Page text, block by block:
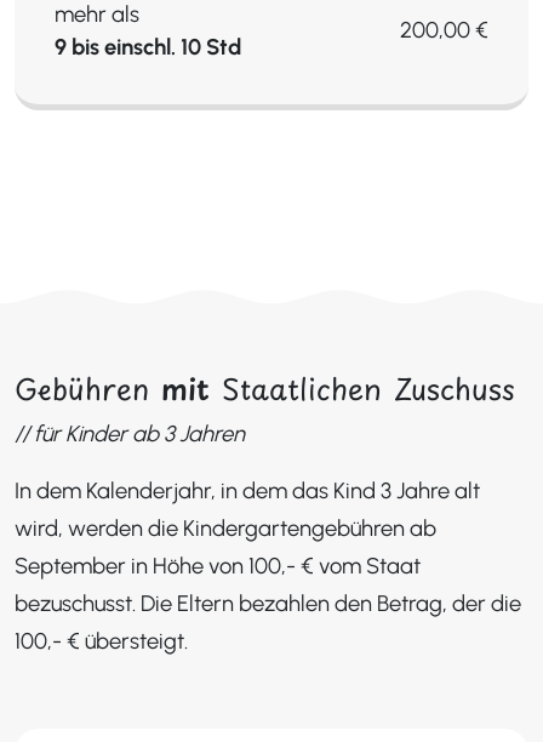
mehr als
9 bis einschl. 10 Std
200,00 €
Gebühren mit Staatlichen Zuschuss
// für Kinder ab 3 Jahren
In dem Kalenderjahr, in dem das Kind 3 Jahre alt
wird, werden die Kindergartengebühren ab
September in Höhe von 100,- € vom Staat
bezuschusst. Die Eltern bezahlen den Betrag, der die
100,- € übersteigt.